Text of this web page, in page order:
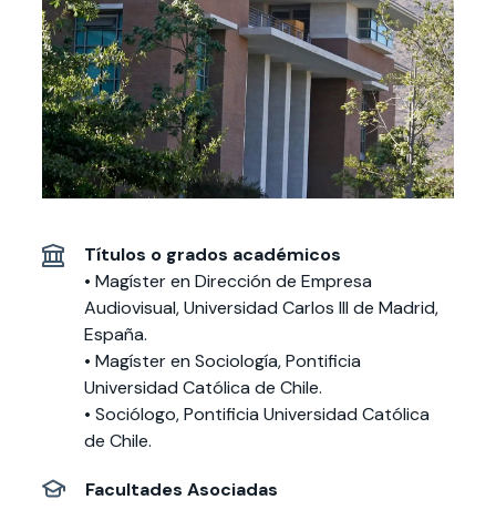
cursos
Especialidades y
estadías
Te puede
interesar:
International
students
Facultades
interesar:
2025
vinculación con la
sociedad
Extensión Cultural
Te puede interesar:Filantropía y Donaciones
intercambio
Servicios y apoyos
Te puede
interesar:
Explora el campus
Uandes
Noticias
estudiantiles
Títulos o grados académicos
• Magíster en Dirección de Empresa
Audiovisual, Universidad Carlos III de Madrid,
España.
• Magíster en Sociología, Pontificia
Universidad Católica de Chile.
• Sociólogo, Pontificia Universidad Católica
de Chile.
Facultades Asociadas